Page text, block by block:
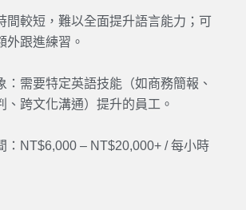
間較短，難以全面提升語言能力；可
外跟進練習。
：需要特定英語技能（如商務簡報、
、跨文化溝通）提升的員工。
：NT$6,000 – NT$20,000+ / 每小時